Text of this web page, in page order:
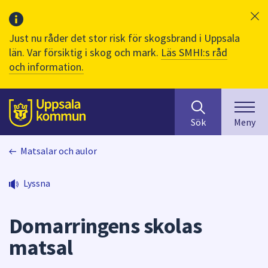
Just nu råder det stor risk för skogsbrand i Uppsala
län. Var försiktig i skog och mark. Läs SMHI:s råd
och information.
Till sidans
huvudinnehåll
efter
innehåll
på
i
Sök Meny
Matsalar och aulor
Lyssna
Domarringens skolas
matsal